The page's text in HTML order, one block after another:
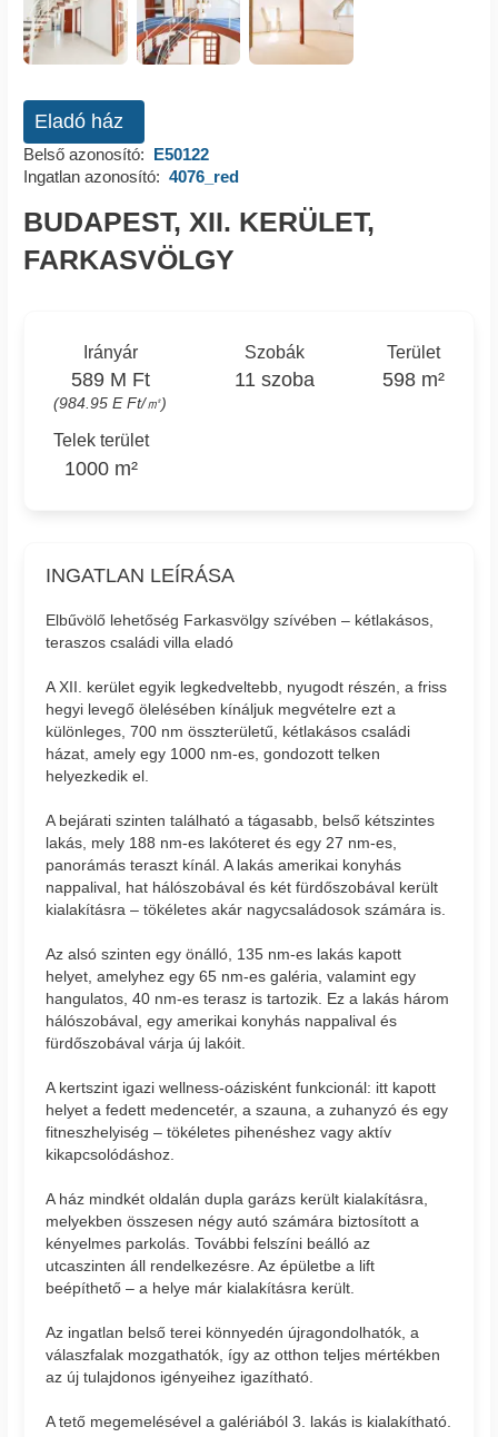
Eladó ház
Belső azonosító: E50122
Ingatlan azonosító: 4076_red
BUDAPEST, XII. KERÜLET,
FARKASVÖLGY
Irányár
589 M Ft
(984.95 E Ft/㎡)
Szobák
11 szoba
Terület
598 m²
Telek terület
1000 m²
INGATLAN LEÍRÁSA
Elbűvölő lehetőség Farkasvölgy szívében – kétlakásos,
teraszos családi villa eladó
A XII. kerület egyik legkedveltebb, nyugodt részén, a friss
hegyi levegő ölelésében kínáljuk megvételre ezt a
különleges, 700 nm összterületű, kétlakásos családi
házat, amely egy 1000 nm-es, gondozott telken
helyezkedik el.
A bejárati szinten található a tágasabb, belső kétszintes
lakás, mely 188 nm-es lakóteret és egy 27 nm-es,
panorámás teraszt kínál. A lakás amerikai konyhás
nappalival, hat hálószobával és két fürdőszobával került
kialakításra – tökéletes akár nagycsaládosok számára is.
Az alsó szinten egy önálló, 135 nm-es lakás kapott
helyet, amelyhez egy 65 nm-es galéria, valamint egy
hangulatos, 40 nm-es terasz is tartozik. Ez a lakás három
hálószobával, egy amerikai konyhás nappalival és
fürdőszobával várja új lakóit.
A kertszint igazi wellness-oázisként funkcionál: itt kapott
helyet a fedett medencetér, a szauna, a zuhanyzó és egy
fitneszhelyiség – tökéletes pihenéshez vagy aktív
kikapcsolódáshoz.
A ház mindkét oldalán dupla garázs került kialakításra,
melyekben összesen négy autó számára biztosított a
kényelmes parkolás. További felszíni beálló az
utcaszinten áll rendelkezésre. Az épületbe a lift
beépíthető – a helye már kialakításra került.
Az ingatlan belső terei könnyedén újragondolhatók, a
válaszfalak mozgathatók, így az otthon teljes mértékben
az új tulajdonos igényeihez igazítható.
A tető megemelésével a galériából 3. lakás is kialakítható.